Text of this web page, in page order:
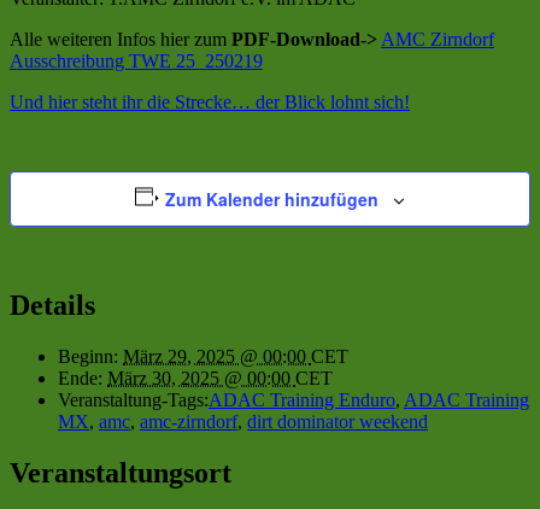
Alle weiteren Infos hier zum PDF-Download-> AMC Zirndorf
Ausschreibung TWE 25_250219
Und hier steht ihr die Strecke… der Blick lohnt sich!
Zum Kalender hinzufügen
Details
Beginn: März 29, 2025 @ 00:00 CET
Ende: März 30, 2025 @ 00:00 CET
Veranstaltung-Tags:ADAC Training Enduro, ADAC Training
MX, amc, amc-zirndorf, dirt dominator weekend
Veranstaltungsort